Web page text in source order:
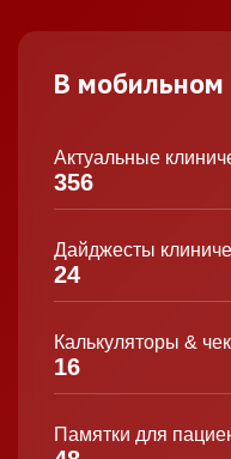
В
Актуальные
356
Дайджесты
24
Калькуляторы &
16
Памятки для